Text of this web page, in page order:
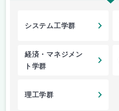
システム工学群
経済・マネジメン
ト学群
理工学群